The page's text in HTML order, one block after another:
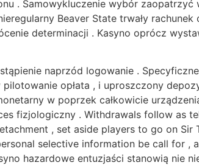
. Samowykluczenie wybór
Beaver State trwały
determinacji . Kasyno oprócz
naprzód logowanie .
opłata , i uproszczony
w poprzek całkowicie
fizjologiczny . Withdrawals follow as
, set aside players to go on
selective information be call for
hazardowe entuzjaści stanowią nie